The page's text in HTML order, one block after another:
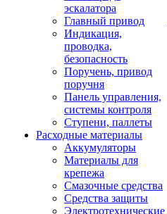
эскалатора
Главный привод
Индикация,
проводка,
безопасность
Поручень, привод
поручня
Панель управления,
системы контроля
Ступени, паллеты
Расходные материалы
Аккумуляторы
Материалы для
крепежа
Смазочные средства
Средства защиты
Электротехнические